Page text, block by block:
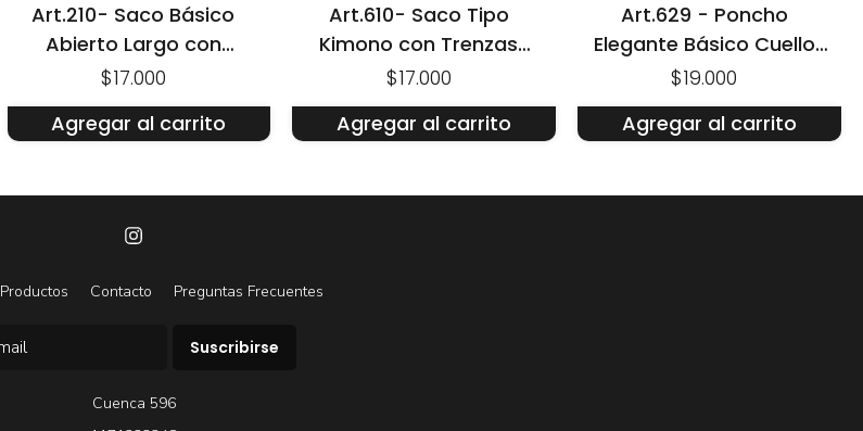
Art.210- Saco Básico
Abierto Largo con
Capucha y Bolsillo
$17.000
Agregar al carrito
Art.610- Saco Tipo
Kimono con Trenzas
Verticales
$17.000
Agregar al carrito
Art.629 - Poncho
Elegante Básico Cuello
Alto Grueso
$19.000
Agregar al carrito
Productos Contacto Preguntas Frecuentes
Suscribirse
Cuenca 596